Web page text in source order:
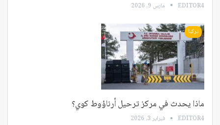
EDITOR4 مارس 9, 2026
تركيا
ماذا يحدث في مركز ترحيل أرناؤوط كوي؟
EDITOR4 فبراير 3, 2026